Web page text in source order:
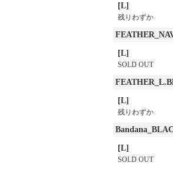
[L]
残りわずか
[L]
SOLD OUT
[L]
残りわずか
[L]
SOLD OUT